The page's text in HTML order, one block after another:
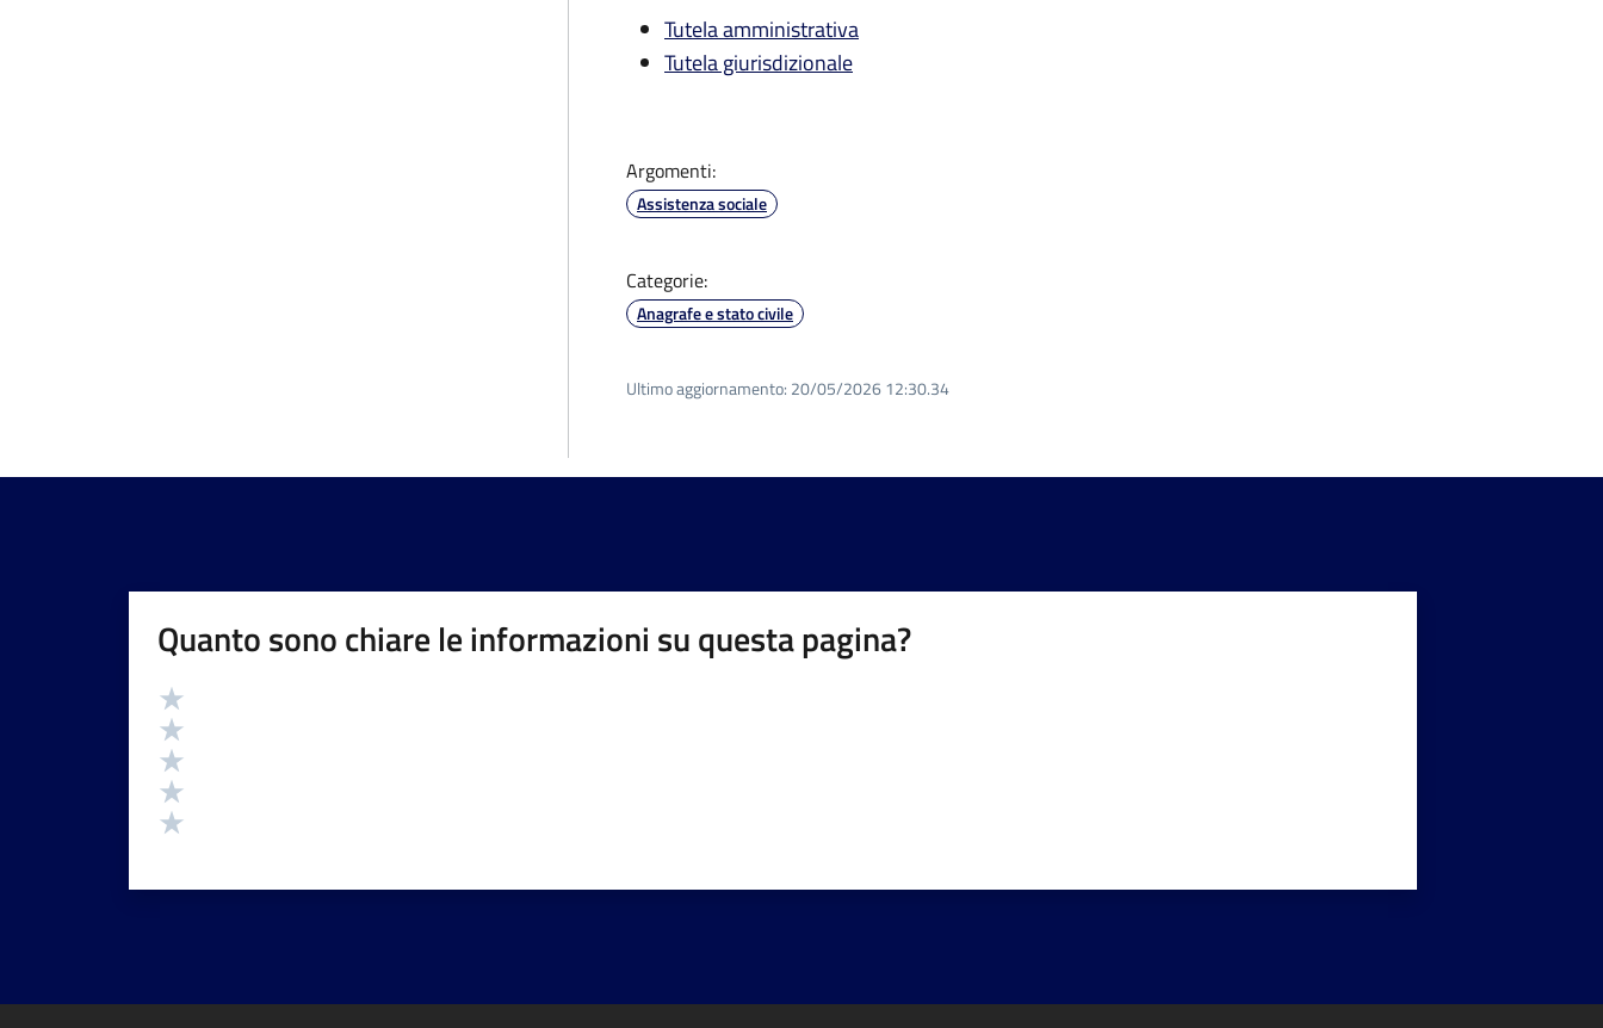
Tutela amministrativa
Tutela giurisdizionale
Argomenti:
Assistenza sociale
Categorie:
Anagrafe e stato civile
Ultimo aggiornamento: 20/05/2026 12:30.34
Quanto sono chiare le informazioni su questa pagina?
Valutazione